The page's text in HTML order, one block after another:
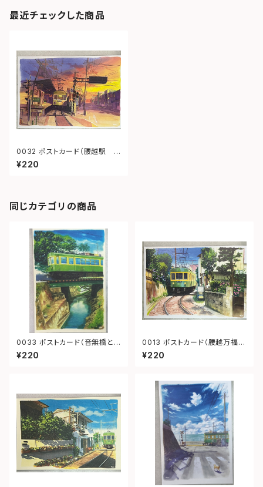
最近チェックした商品
0032 ポストカード（腰越駅
夕景）
¥220
同じカテゴリの商品
0033 ポストカード（音無橋と
江ノ電）
¥220
0013 ポストカード（腰越万福寺
前江ノ電）
¥220